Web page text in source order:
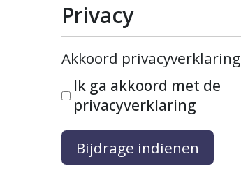
Privacy
Akkoord privacyverklaring
Ik ga akkoord met de
privacyverklaring
Bijdrage indienen